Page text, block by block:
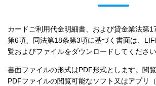
カードご利用代金明細書、および貸金業法第
第6項、同法第18条第3項に基づく書面は、
覧およびファイルをダウンロードしてください
書面ファイルの形式はPDF形式とします。閲覧
PDFファイルの閲覧可能なソフト又はアプリ